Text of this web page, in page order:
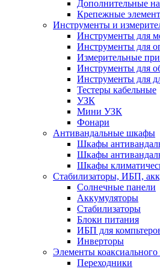
Дополнительные
Крепежные
Инструменты и
Инструменты для
Инструменты для
Измерительные
Инструменты для
Инструменты для
Тестеры кабельные
УЗК
Мини УЗК
Фонари
Антивандальные шкафы
Шкафы
Шкафы
Шкафы
Стабилизаторы, ИБП,
Солнечные панели
Аккумуляторы
Стабилизаторы
Блоки питания
ИБП для
Инверторы
Элементы коаксиального
Переходники